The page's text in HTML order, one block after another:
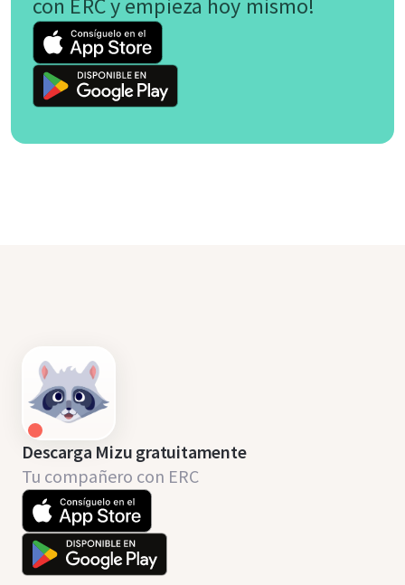
con ERC y empieza hoy mismo!
Descarga Mizu gratuitamente
Tu compañero con ERC